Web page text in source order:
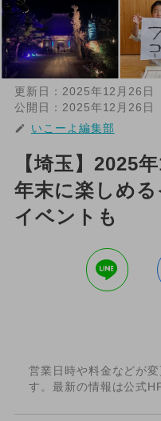
更新日： 2025年12月26日
公開日： 2025年12月26日
いこーよ編集部
【埼玉】2025
年末に楽しめ
イベントも
営業日時や料金などが
す。最新の情報は公式